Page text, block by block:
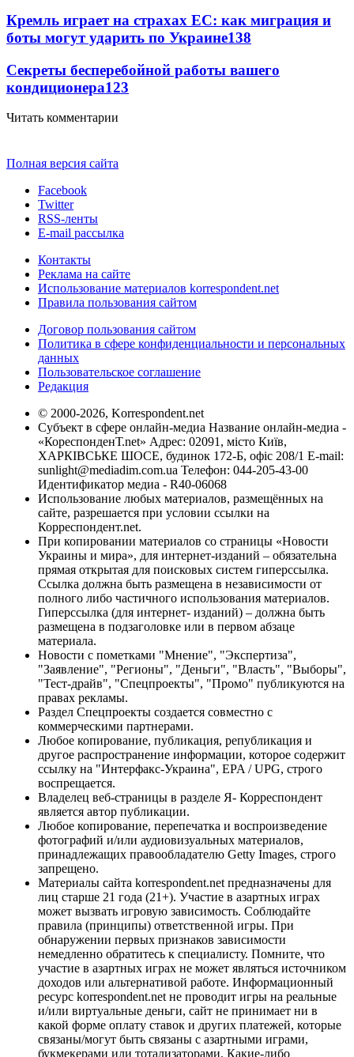
Кремль играет на страхах ЕС: как миграция и
боты могут ударить по Украине138
Секреты бесперебойной работы вашего
кондиционера123
Читать комментарии
Полная версия сайта
Facebook
Twitter
RSS-ленты
E-mail рассылка
Контакты
Реклама на сайте
Использование материалов korrespondent.net
Правила пользования сайтом
Договор пользования сайтом
Политика в сфере конфиденциальности и персональных
данных
Пользовательское соглашение
Редакция
© 2000-2026, Korrespondent.net
Субъект в сфере онлайн-медиа Название онлайн-медиа -
«КореспонденТ.net» Адрес: 02091, місто Київ,
ХАРКІВСЬКЕ ШОСЕ, будинок 172-Б, офіс 208/1 E-mail:
sunlight@mediadim.com.ua Телефон: 044-205-43-00
Идентификатор медиа - R40-06068
Использование любых материалов, размещённых на
сайте, разрешается при условии ссылки на
Корреспондент.net.
При копировании материалов со страницы «Новости
Украины и мира», для интернет-изданий – обязательна
прямая открытая для поисковых систем гиперссылка.
Ссылка должна быть размещена в независимости от
полного либо частичного использования материалов.
Гиперссылка (для интернет- изданий) – должна быть
размещена в подзаголовке или в первом абзаце
материала.
Новости с пометками "Мнение", "Экспертиза",
"Заявление", "Регионы", "Деньги", "Власть", "Выборы",
"Тест-драйв", "Спецпроекты", "Промо" публикуются на
правах рекламы.
Раздел Спецпроекты создается совместно с
коммерческими партнерами.
Любое копирование, публикация, републикация и
другое распространение информации, которое содержит
ссылку на "Интерфакс-Украина", EPA / UPG, строго
воспрещается.
Владелец веб-страницы в разделе Я- Корреспондент
является автор публикации.
Любое копирование, перепечатка и воспроизведение
фотографий и/или аудиовизуальных материалов,
принадлежащих правообладателю Getty Images, строго
запрещено.
Материалы сайта korrespondent.net предназначены для
лиц старше 21 года (21+). Участие в азартных играх
может вызвать игровую зависимость. Соблюдайте
правила (принципы) ответственной игры. При
обнаружении первых признаков зависимости
немедленно обратитесь к специалисту. Помните, что
участие в азартных играх не может являться источником
доходов или альтернативой работе. Информационный
ресурс korrespondent.net не проводит игры на реальные
и/или виртуальные деньги, сайт не принимает ни в
какой форме оплату ставок и других платежей, которые
связаны/могут быть связаны с азартными играми,
букмекерами или тотализаторами. Какие-либо